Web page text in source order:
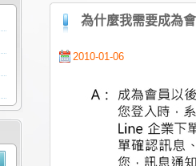
為什麼我需要成為
2010-01-06